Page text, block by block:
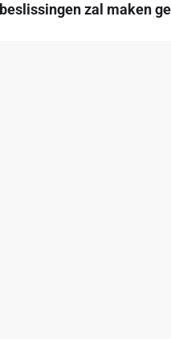
zal maken